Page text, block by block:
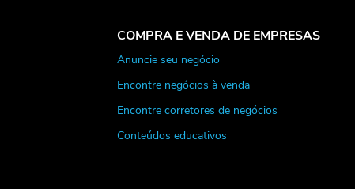
COMPRA E VENDA DE EMPRESAS
Anuncie seu negócio
Encontre negócios à venda
Encontre corretores de negócios
Conteúdos educativos